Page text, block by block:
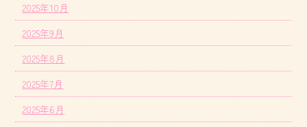
2025年10月
2025年9月
2025年8月
2025年7月
2025年6月